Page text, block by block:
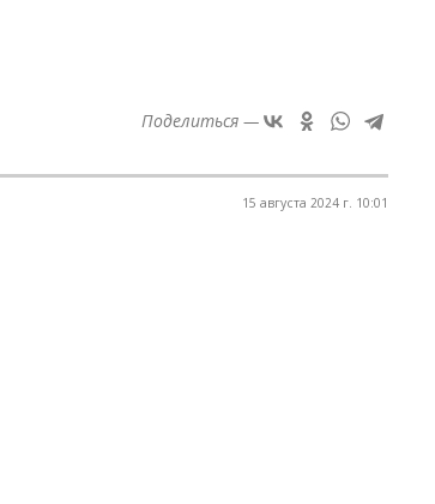
Поделиться —
15 августа 2024 г. 10:01